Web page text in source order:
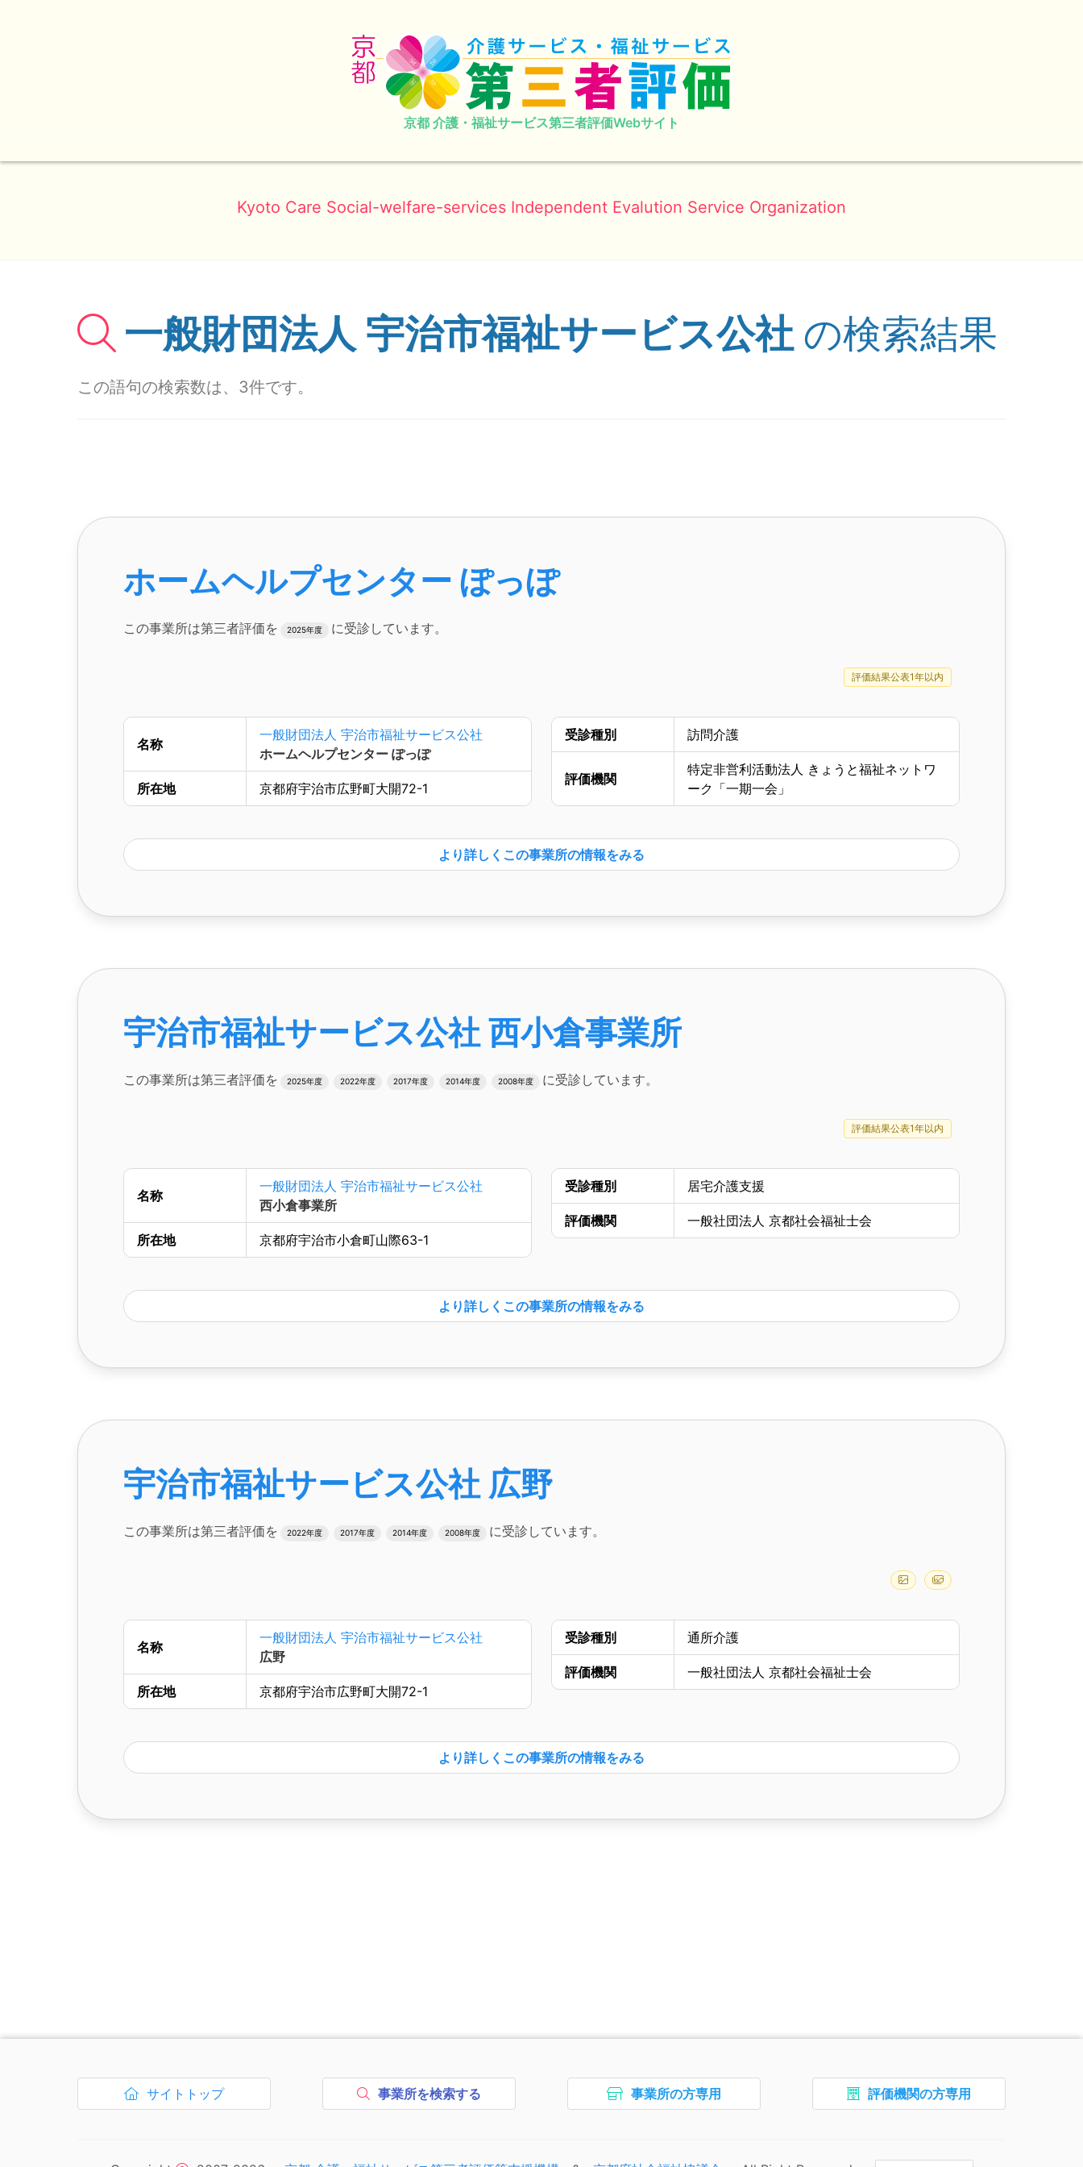
京都 介護・福祉サービス第三者評価Webサイト
Kyoto Care Social-welfare-services Independent Evalution Service Organization
一般財団法人 宇治市福祉サービス公社 の検索結果
この語句の検索数は、3件です。
ホームヘルプセンター ぽっぽ
この事業所は第三者評価を 2025年度 に受診しています。
評価結果公表1年以内
名称
一般財団法人 宇治市福祉サービス公社
ホームヘルプセンター ぽっぽ
所在地 京都府宇治市広野町大開72-1
受診種別 訪問介護
評価機関
特定非営利活動法人 きょうと福祉ネットワ
ーク「一期一会」
より詳しく この事業所の情報をみる
宇治市福祉サービス公社 西小倉事業所
この事業所は第三者評価を 2025年度 2022年度 2017年度 2014年度 2008年度 に受診しています。
評価結果公表1年以内
名称
一般財団法人 宇治市福祉サービス公社
西小倉事業所
所在地 京都府宇治市小倉町山際63-1
受診種別 居宅介護支援
評価機関 一般社団法人 京都社会福祉士会
より詳しく この事業所の情報をみる
宇治市福祉サービス公社 広野
この事業所は第三者評価を 2022年度 2017年度 2014年度 2008年度 に受診しています。
名称
一般財団法人 宇治市福祉サービス公社
広野
所在地 京都府宇治市広野町大開72-1
受診種別 通所介護
評価機関 一般社団法人 京都社会福祉士会
より詳しく この事業所の情報をみる
次のコンテンツはページのフッターです。フッターのエリアには、トップページを開くなど
ボタン1、
サイトトップ
を開く ボタン2、
事業所を検索する
ボタン3、
事業所の方専用
ボタン4、
評価機関の方専用
ナビゲーションリンクはここまでです。
次のエリアはコピーライトの情報です。